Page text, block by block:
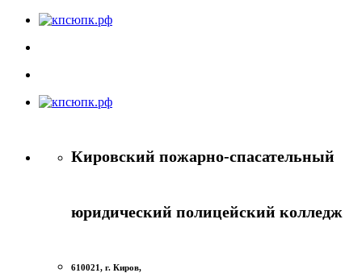
Кировский пожарно-спасательный
юридический полицейский колледж
610021, г. Киров,